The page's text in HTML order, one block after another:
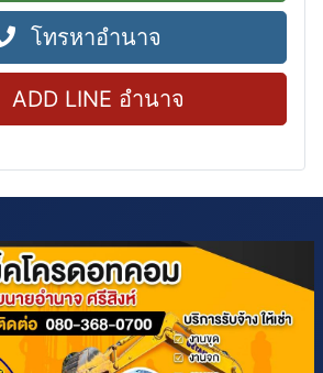
โทรหาอำนาจ
ADD LINE อำนาจ